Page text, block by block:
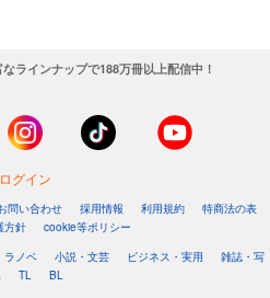
ラインナップで188万冊以上配信中！
ログイン
問い合わせ 採用情報 利用規約
特商法の表
方針
cookie等ポリシー
ラノベ 小説・文芸 ビジネス・実用
雑誌・写
TL BL